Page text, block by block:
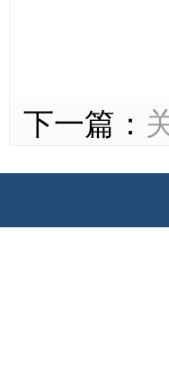
下一篇：